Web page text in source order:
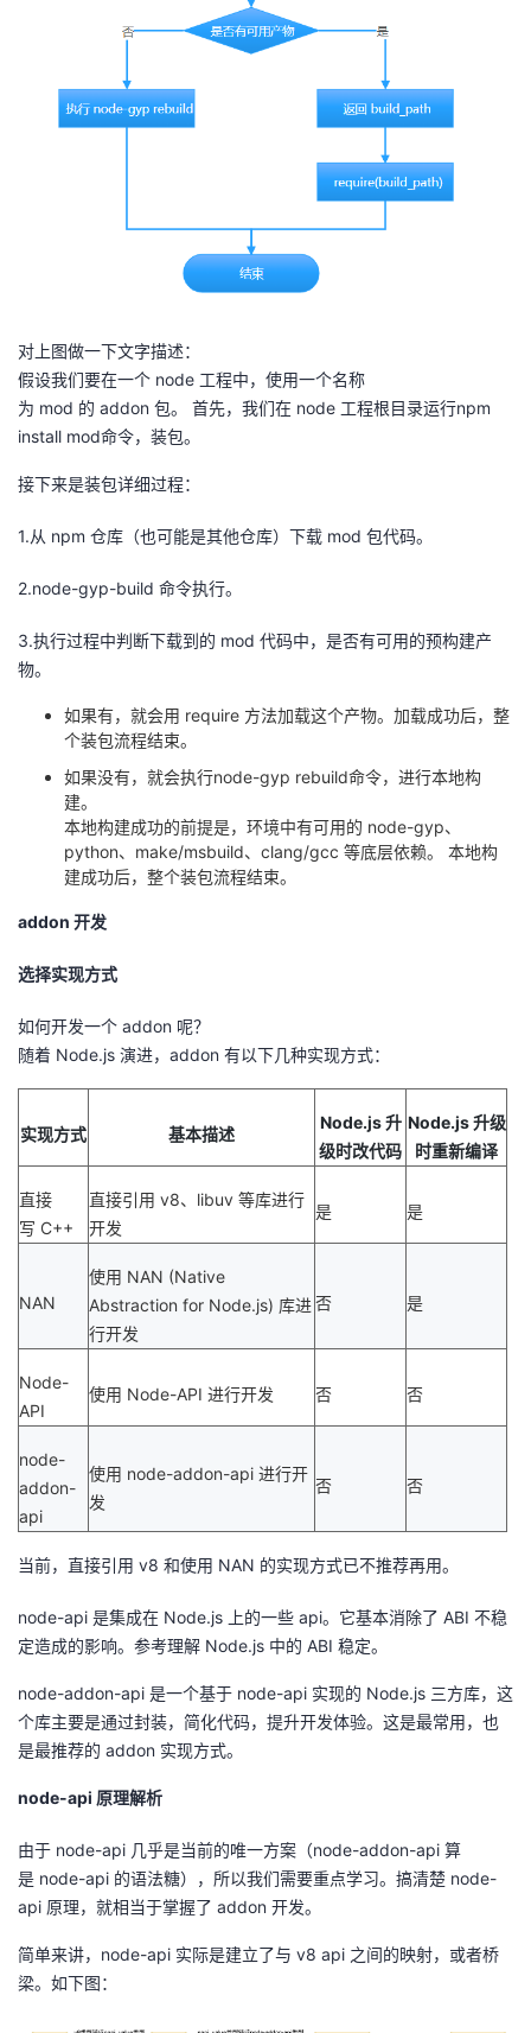
对上图做一下文字描述：
假设我们要在一个 node 工程中，使用一个名称
为 mod 的 addon 包。 首先，我们在 node 工程根目录运行npm
install mod命令，装包。
接下来是装包详细过程：
1.从 npm 仓库（也可能是其他仓库）下载 mod 包代码。
2.node-gyp-build 命令执行。
3.执行过程中判断下载到的 mod 代码中，是否有可用的预构建产
物。
如果有，就会用 require 方法加载这个产物。加载成功后，整
个装包流程结束。
如果没有，就会执行node-gyp rebuild命令，进行本地构
建。
本地构建成功的前提是，环境中有可用的 node-gyp、
python、 make/msbuild、 clang/gcc 等底层依赖。 本地构
建成功后，整个装包流程结束。
addon 开发
选择实现方式
如何开发一个 addon 呢？
随着 Node.js 演进， addon 有以下几种实现方式：
实现方式 基本描述
Node.js 升
级时改代码
Node.js 升级
时重新编译
直接
写 C++
直接引用 v8、 libuv 等库进行
开发
是 是
NAN
使用 NAN (Native
Abstraction for Node.js) 库进
行开发
否 是
Node-
API
使用 Node-API 进行开发 否 否
node-
addon-
api
使用 node-addon-api 进行开
发
否 否
当前，直接引用 v8 和使用 NAN 的实现方式已不推荐再用。
node-api 是集成在 Node.js 上的一些 api。它基本消除了 ABI 不稳
定造成的影响。参考理解 Node.js 中的 ABI 稳定。
node-addon-api 是一个基于 node-api 实现的 Node.js 三方库，这
个库主要是通过封装，简化代码，提升开发体验。这是最常用，也
是最推荐的 addon 实现方式。
node-api 原理解析
由于 node-api 几乎是当前的唯一方案（node-addon-api 算
是 node-api 的语法糖），所以我们需要重点学习。搞清楚 node-
api 原理，就相当于掌握了 addon 开发。
简单来讲， node-api 实际是建立了与 v8 api 之间的映射，或者桥
梁。如下图：